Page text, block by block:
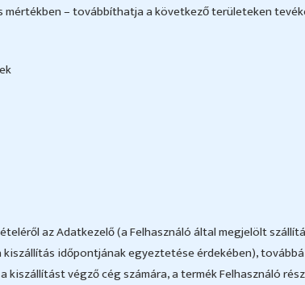
– továbbíthatja a következő területeken
az Adatkezelő (a Felhasználó által megjelölt
időpontjának egyeztetése érdekében),
végző cég számára, a termék Felhasználó